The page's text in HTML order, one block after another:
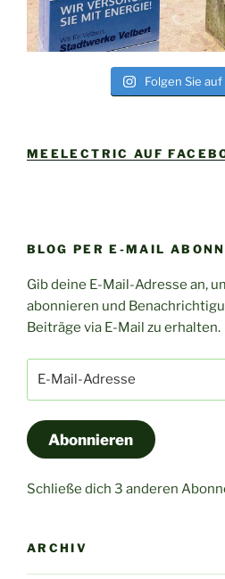
Folgen Sie
MEELECTRIC AUF
BLOG PER E-MAIL
Gib deine E-Mail-Adresse an,
abonnieren und
Beiträge via E-Mail zu erhalten.
Abonnieren
Schließe dich 3 anderen
ARCHIV